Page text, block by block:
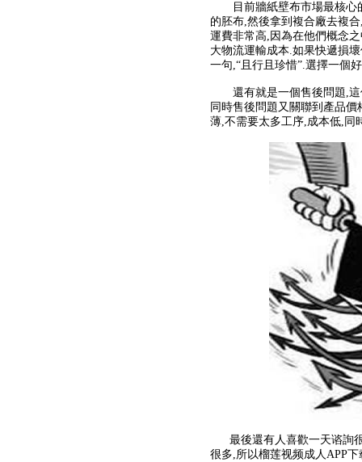
目前牆紙壁布市場最核心的
的胚布,然後拿到複合廠去複
運費非常高,因為在他們概念之
大物流運輸成本.如果快遞損壞
一句,“且行且珍惜”.選擇一個好
還有就是一個售後問題,這
同時售後問題又關聯到產品價
薄,不需要太多工序,成本低,同時
最後還有人喜歡一天谘詢很
很多,所以榴莲视频成人APP下